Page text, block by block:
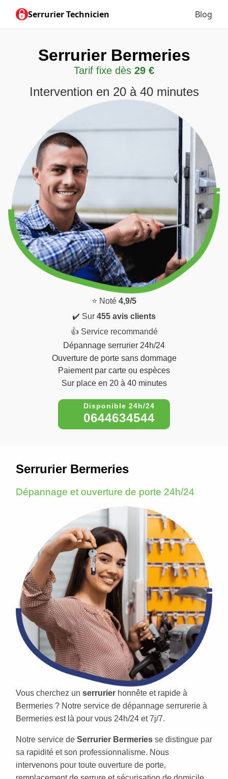
Serrurier Technicien Blog
Serrurier Bermeries
Tarif fixe dès 29 €
Intervention en 20 à 40 minutes
⭐ Noté 4,9/5
✔️ Sur 455 avis clients
👍 Service recommandé
Dépannage serrurier 24h/24
Ouverture de porte sans dommage
Paiement par carte ou espèces
Sur place en 20 à 40 minutes
0644634544
Serrurier Bermeries
Dépannage et ouverture de porte 24h/24
Vous cherchez un serrurier honnête et rapide à
Bermeries ? Notre service de dépannage serrurerie à
Bermeries est là pour vous 24h/24 et 7j/7.
Notre service de Serrurier Bermeries se distingue par
sa rapidité et son professionnalisme. Nous
intervenons pour toute ouverture de porte,